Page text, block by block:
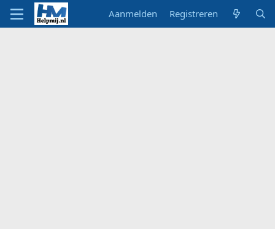
Aanmelden Registreren